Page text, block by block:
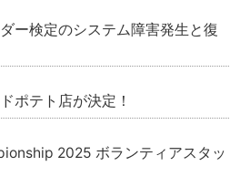
ー検定のシステム障害発生と復
ポテト店が決定！
2025 ボランティアスタッ